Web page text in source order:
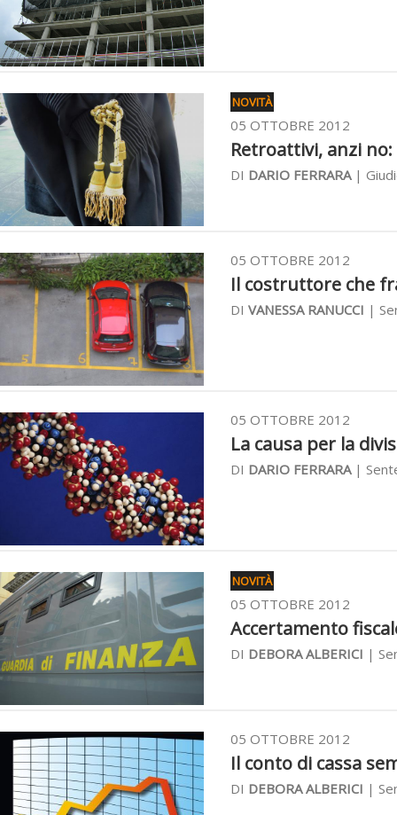
NOVITÀ
05 OTTOBRE 2012
Retroattivi, anzi
DI DARIO FERRARA|
05 OTTOBRE 2012
Il costruttore che
DI VANESSA RANUCCI |
05 OTTOBRE 2012
La causa per la
DI DARIO FERRARA|
NOVITÀ
05 OTTOBRE 2012
Accertamento
DI DEBORA ALBERICI |
05 OTTOBRE 2012
Il conto di cassa
DI DEBORA ALBERICI |